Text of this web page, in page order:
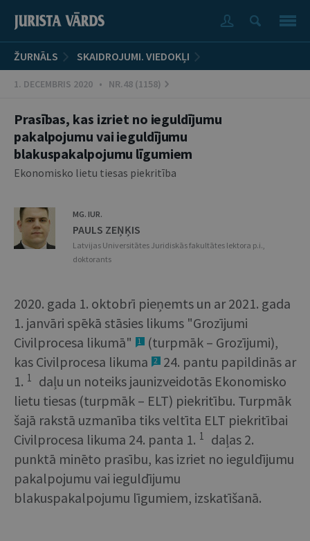
ŽURNĀLS SKAIDROJUMI. VIEDOKĻI
1. DECEMBRIS 2020 • NR.48 (1158)
Prasības, kas izriet no ieguldījumu
pakalpojumu vai ieguldījumu
blakuspakalpojumu līgumiem
Ekonomisko lietu tiesas piekritība
MG. IUR.
PAULS ZEŅĶIS
Latvijas Universitātes Juridiskās fakultātes lektora p.i.,
doktorants
2020. gada 1. oktobrī pieņemts un ar 2021. gada
1. janvāri spēkā stāsies likums "Grozījumi
Civilprocesa likumā"
1
(turpmāk – Grozījumi),
kas Civilprocesa likuma
2
24. pantu papildinās ar
1. 1
daļu un noteiks jaunizveidotās Ekonomisko
lietu tiesas (turpmāk – ELT) piekritību. Turpmāk
šajā rakstā uzmanība tiks veltīta ELT piekritībai
Civilprocesa likuma 24. panta 1. 1
daļas 2.
punktā minēto prasību, kas izriet no ieguldījumu
pakalpojumu vai ieguldījumu
blakuspakalpojumu līgumiem, izskatīšanā.